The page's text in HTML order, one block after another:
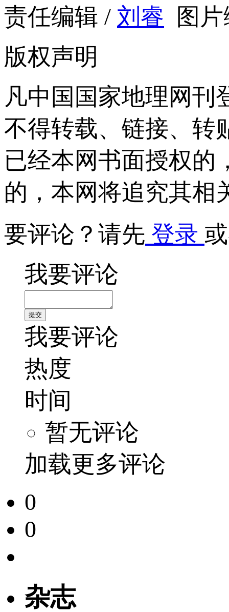
责任编辑 / 刘睿 图
版权声明
凡中国国家地理网刊
不得转载、链接、转
已经本网书面授权的
的，本网将追究其相
要评论？请先 登录
我要评论
我要评论
热度
时间
暂无评论
加载更多评论
0
0
杂志